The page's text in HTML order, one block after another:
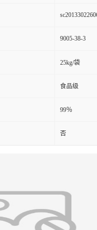
9005-38-3
25kg/袋
食品级
99％
否